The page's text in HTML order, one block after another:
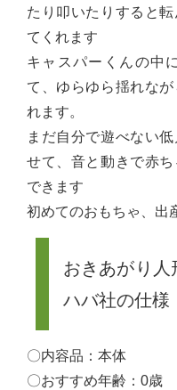
たり叩いたりすると
てくれます
キャスパーくんの中
て、ゆらゆら揺れな
れます。
まだ自分で遊べない
せて、音と動きで赤
できます
初めてのおもちゃ、出
おきあがり
ハバ社の仕様
〇内容品：本体
〇おすすめ年齢：0歳